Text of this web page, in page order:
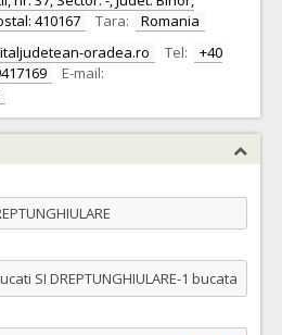
410167
Tara:
Romania
oradea.ro Tel:
+40
E-mail:
SI DREPTUNGHIULARE-1 bucata